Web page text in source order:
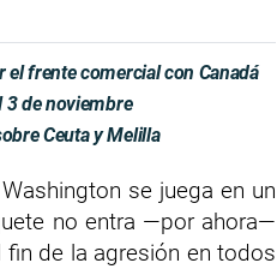
frente comercial con Canadá
3 de noviembre
Ceuta y Melilla
se juega en un
no entra —por ahora—
fin de la agresión en todos